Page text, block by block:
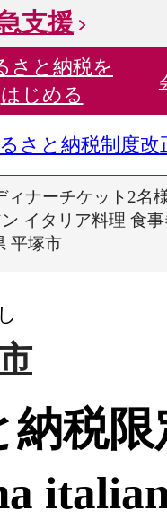
支援
さと納税を
はじめる
るさと納税制度
ィナーチケット2
イタリア料理 食
平塚市
納税